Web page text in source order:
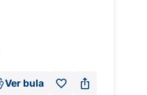
Ver bula